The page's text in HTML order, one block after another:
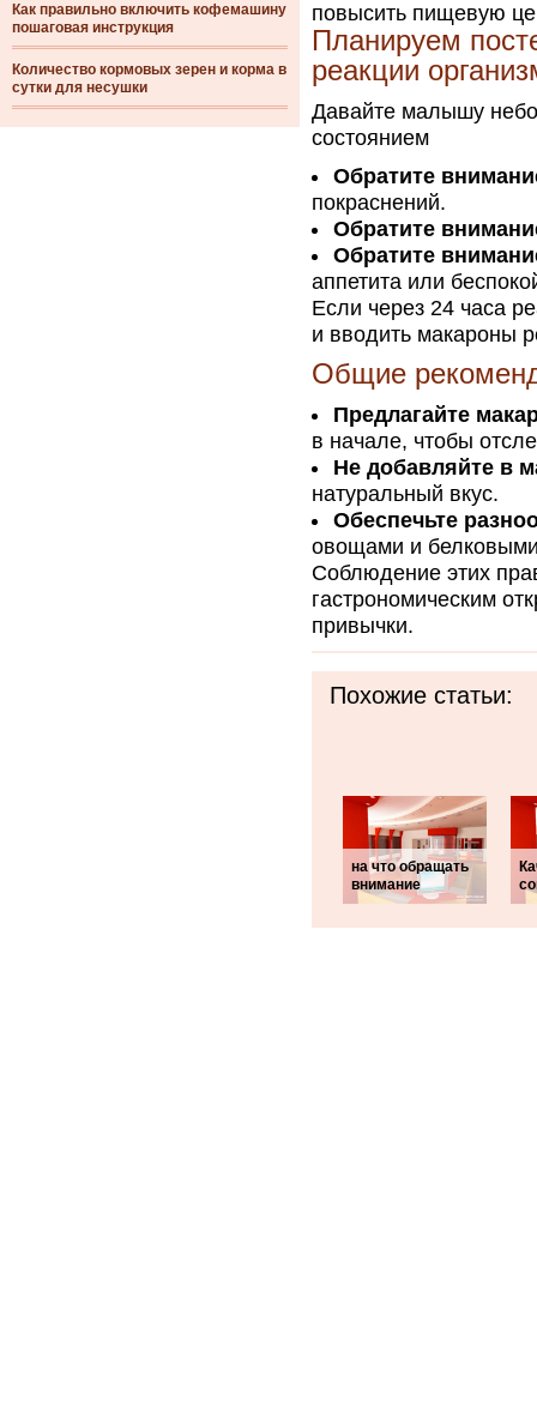
Как правильно включить кофемашину
пошаговая инструкция
Количество кормовых зерен и корма в
сутки для несушки
повысить пищевую
Планируем
реакции
Давайте малышу
состоянием
Обратите
покраснений.
Обратите
Обратите
аппетита или
Если через 24 часа
и вводить макароны
Общие
Предлагайте
в начале, чтобы
Не добавляйте в
натуральный вкус.
Обеспечьте
овощами и
Соблюдение этих
гастрономическим
привычки.
Похожие статьи:
на что обращать
внимание